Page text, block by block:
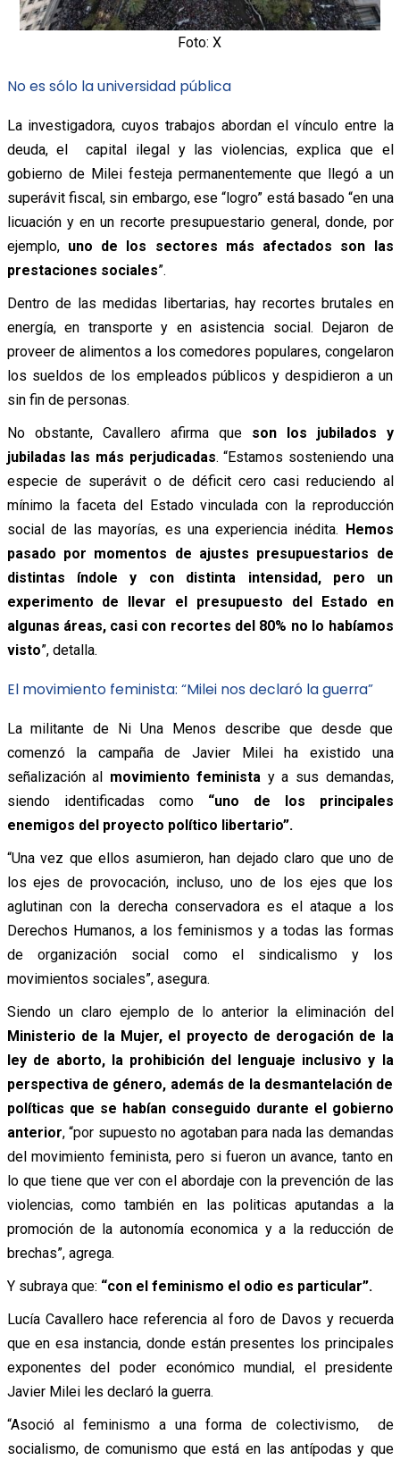
Foto: X
No es sólo la universidad pública
La investigadora, cuyos trabajos abordan el vínculo entre la
deuda, el capital ilegal y las violencias, explica que el
gobierno de Milei festeja permanentemente que llegó a un
superávit fiscal, sin embargo, ese “logro” está basado “en una
licuación y en un recorte presupuestario general, donde, por
ejemplo, uno de los sectores más afectados son las
prestaciones sociales”.
Dentro de las medidas libertarias, hay recortes brutales en
energía, en transporte y en asistencia social. Dejaron de
proveer de alimentos a los comedores populares, congelaron
los sueldos de los empleados públicos y despidieron a un
sin fin de personas.
No obstante, Cavallero afirma que son los jubilados y
jubiladas las más perjudicadas. “Estamos sosteniendo una
especie de superávit o de déficit cero casi reduciendo al
mínimo la faceta del Estado vinculada con la reproducción
social de las mayorías, es una experiencia inédita. Hemos
pasado por momentos de ajustes presupuestarios de
distintas índole y con distinta intensidad, pero un
experimento de llevar el presupuesto del Estado en
algunas áreas, casi con recortes del 80% no lo habíamos
visto”, detalla.
El movimiento feminista: “Milei nos declaró la guerra”
La militante de Ni Una Menos describe que desde que
comenzó la campaña de Javier Milei ha existido una
señalización al movimiento feminista y a sus demandas,
siendo identificadas como “uno de los principales
enemigos del proyecto político libertario”.
“Una vez que ellos asumieron, han dejado claro que uno de
los ejes de provocación, incluso, uno de los ejes que los
aglutinan con la derecha conservadora es el ataque a los
Derechos Humanos, a los feminismos y a todas las formas
de organización social como el sindicalismo y los
movimientos sociales”, asegura.
Siendo un claro ejemplo de lo anterior la eliminación del
Ministerio de la Mujer, el proyecto de derogación de la
ley de aborto, la prohibición del lenguaje inclusivo y la
perspectiva de género, además de la desmantelación de
políticas que se habían conseguido durante el gobierno
anterior, “por supuesto no agotaban para nada las demandas
del movimiento feminista, pero si fueron un avance, tanto en
lo que tiene que ver con el abordaje con la prevención de las
violencias, como también en las politicas aputandas a la
promoción de la autonomía economica y a la reducción de
brechas”, agrega.
Y subraya que: “con el feminismo el odio es particular”.
Lucía Cavallero hace referencia al foro de Davos y recuerda
que en esa instancia, donde están presentes los principales
exponentes del poder económico mundial, el presidente
Javier Milei les declaró la guerra.
“Asoció al feminismo a una forma de colectivismo, de
socialismo, de comunismo que está en las antípodas y que